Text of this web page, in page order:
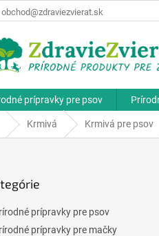
obchod@zdraviezvierat.sk
prípravky pre psov
DomovKrmivá Krmivá pre psov
prípravky pre psov
prípravky pre mačky